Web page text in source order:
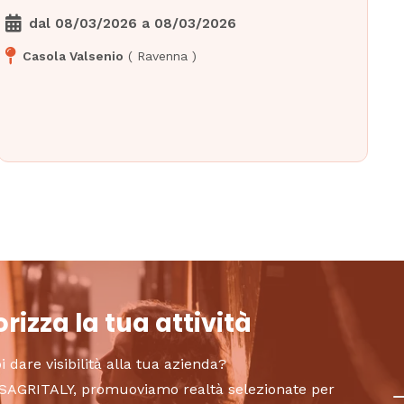
dal 08/03/2026 a 08/03/2026
Casola Valsenio ( Ravenna )
la tua attività
dare visibilità alla tua azienda?
promuoviamo realtà selezionate per